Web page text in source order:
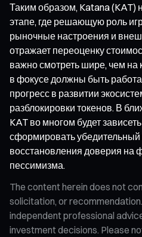
Таким образом, Katana (KAT)
этапе, где решающую роль
рыночные настроения и
отражает переоценку
важно смотреть шире, чем на
в фокусе должны быть
прогресс в развитии
разблокировки токенов. В
KAT во многом будет
сформировать убедительный
восстановления доверия на
пессимизма.
The content herein does not
solicitation, or
independent professional
investment decisions. Please